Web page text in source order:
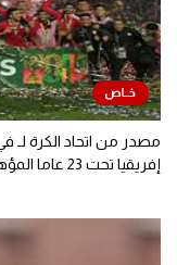
مصدر من اتحاد الكرة لـ
إفريقيا تحت 23 عاما المؤهلة للأولمبياد